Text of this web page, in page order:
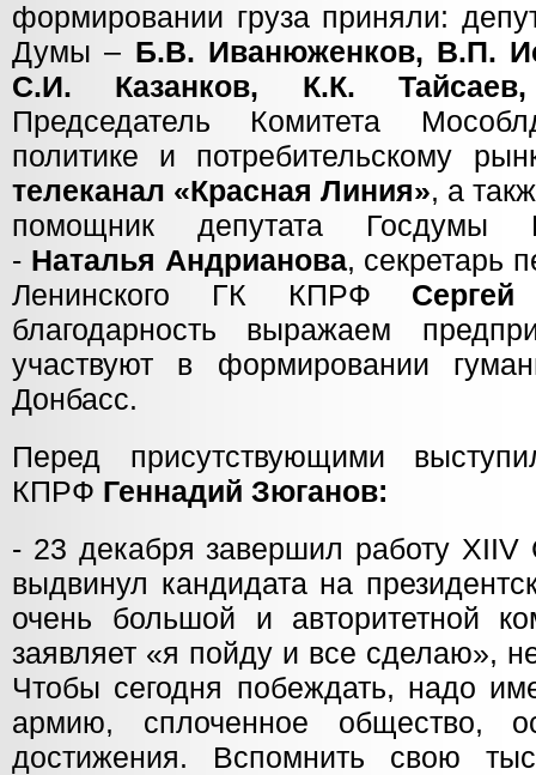
формировании груза приняли:
Думы – Б.В. Иванюженков, В.П.
С.И. Казанков, К.К.
Председатель Комитета
политике и потребительскому
телеканал «Красная Линия», а
помощник депутата Госдумы
- Наталья Андрианова, секретарь
Ленинского ГК КПРФ
благодарность выражаем
участвуют в формировании
Донбасс.
Перед присутствующими
КПРФ Геннадий Зюганов:
- 23 декабря завершил работу
выдвинул кандидата на
очень большой и авторитетной
заявляет «я пойду и все сделаю»,
Чтобы сегодня побеждать, надо
армию, сплоченное общество,
достижения. Вспомнить свою